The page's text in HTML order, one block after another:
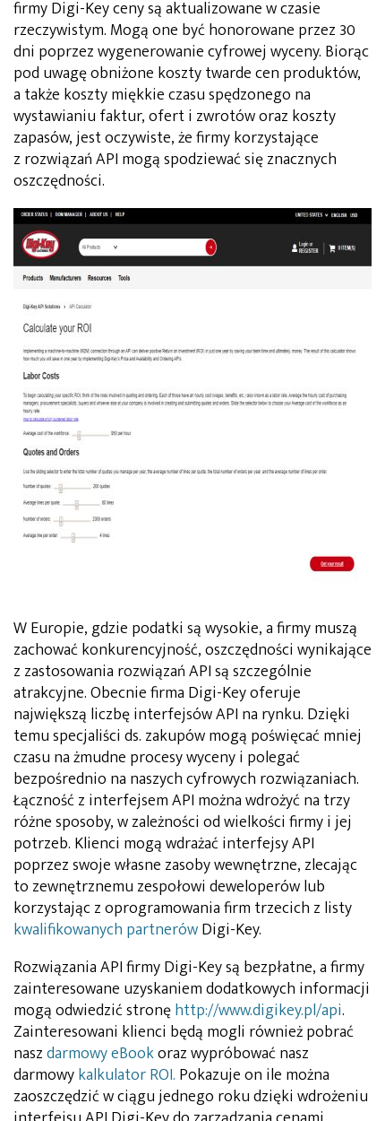
firmy Digi-Key ceny są aktualizowane w czasie
rzeczywistym. Mogą one być honorowane przez 30
dni poprzez wygenerowanie cyfrowej wyceny. Biorąc
pod uwagę obniżone koszty twarde cen produktów,
a także koszty miękkie czasu spędzonego na
wystawianiu faktur, ofert i zwrotów oraz koszty
zapasów, jest oczywiste, że firmy korzystające
z rozwiązań API mogą spodziewać się znacznych
oszczędności.
W Europie, gdzie podatki są wysokie, a firmy muszą
zachować konkurencyjność, oszczędności wynikające
z zastosowania rozwiązań API są szczególnie
atrakcyjne. Obecnie firma Digi-Key oferuje
największą liczbę interfejsów API na rynku. Dzięki
temu specjaliści ds. zakupów mogą poświęcać mniej
czasu na żmudne procesy wyceny i polegać
bezpośrednio na naszych cyfrowych rozwiązaniach.
Łączność z interfejsem API można wdrożyć na trzy
różne sposoby, w zależności od wielkości firmy i jej
potrzeb. Klienci mogą wdrażać interfejsy API
poprzez swoje własne zasoby wewnętrzne, zlecając
to zewnętrznemu zespołowi deweloperów lub
korzystając z oprogramowania firm trzecich z listy
kwalifikowanych partnerówDigi-Key.
Rozwiązania API firmy Digi-Key są bezpłatne, a firmy
zainteresowane uzyskaniem dodatkowych informacji
mogą odwiedzić stronęhttp://www.digikey.pl/api.
Zainteresowani klienci będą mogli również pobrać
naszdarmowy eBookoraz wypróbować nasz
darmowykalkulator ROI. Pokazuje on ile można
zaoszczędzić w ciągu jednego roku dzięki wdrożeniu